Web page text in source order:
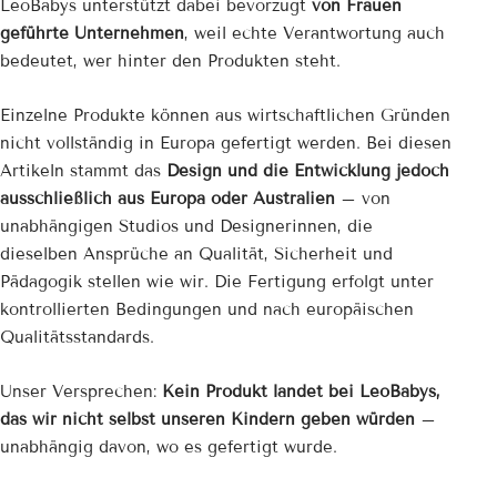
LeoBabys unterstützt dabei bevorzugt von Frauen
geführte Unternehmen, weil echte Verantwortung auch
bedeutet, wer hinter den Produkten steht.
Einzelne Produkte können aus wirtschaftlichen Gründen
nicht vollständig in Europa gefertigt werden. Bei diesen
Artikeln stammt das Design und die Entwicklung jedoch
ausschließlich aus Europa oder Australien – von
unabhängigen Studios und Designerinnen, die
dieselben Ansprüche an Qualität, Sicherheit und
Pädagogik stellen wie wir. Die Fertigung erfolgt unter
kontrollierten Bedingungen und nach europäischen
Qualitätsstandards.
Unser Versprechen: Kein Produkt landet bei LeoBabys,
das wir nicht selbst unseren Kindern geben würden –
unabhängig davon, wo es gefertigt wurde.